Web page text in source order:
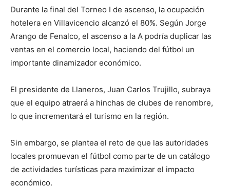
Durante la final del Torneo I de ascenso, la ocupación
hotelera en Villavicencio alcanzó el 80%. Según Jorge
Arango de Fenalco, el ascenso a la A podría duplicar las
ventas en el comercio local, haciendo del fútbol un
importante dinamizador económico.
El presidente de Llaneros, Juan Carlos Trujillo, subraya
que el equipo atraerá a hinchas de clubes de renombre,
lo que incrementará el turismo en la región.
Sin embargo, se plantea el reto de que las autoridades
locales promuevan el fútbol como parte de un catálogo
de actividades turísticas para maximizar el impacto
económico.